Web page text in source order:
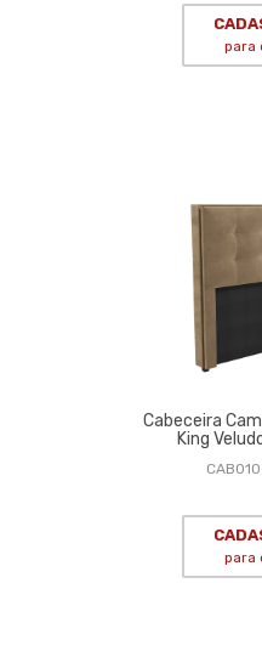
para
Cabeceira
King
para